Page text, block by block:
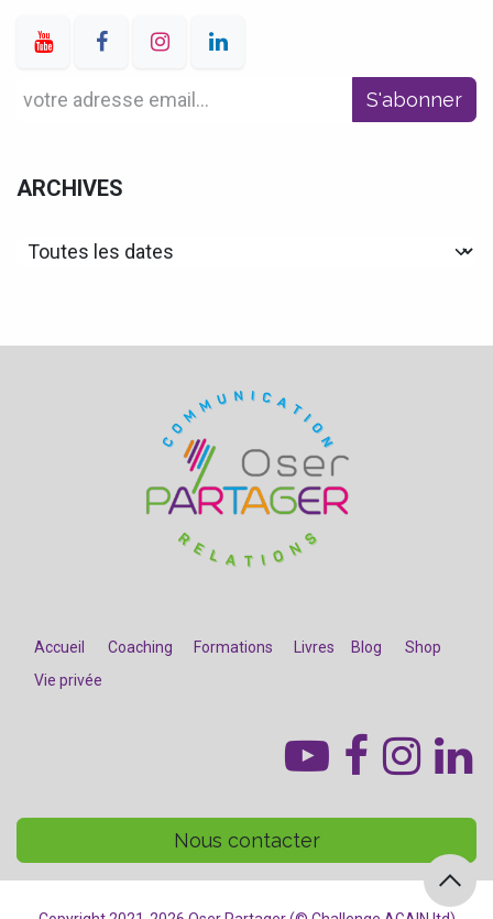
S'abonner
ARCHIVES
Accueil Coaching Formations Livres Blog
Shop
Vie privée
Nous contacter